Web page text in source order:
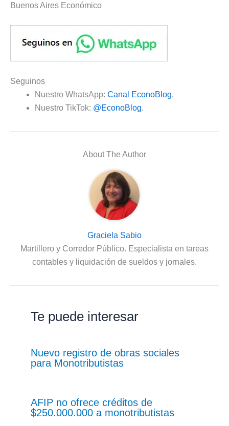
Buenos Aires Económico
Seguinos
Nuestro WhatsApp: Canal EconoBlog.
Nuestro TikTok: @EconoBlog.
About The Author
Graciela Sabio
Martillero y Corredor Público. Especialista en tareas
contables y liquidación de sueldos y jornales.
Te puede interesar
Nuevo registro de obras sociales
para Monotributistas
AFIP no ofrece créditos de
$250.000.000 a monotributistas